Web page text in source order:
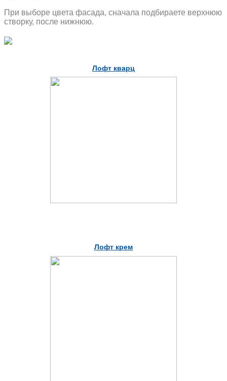
При выборе цвета фасада, сначала подбираете верхнюю
створку, после нижнюю.
Лофт кварц
Лофт крем